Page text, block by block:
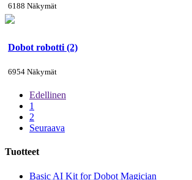
6188 Näkymät
Dobot robotti (2)
6954 Näkymät
Edellinen
1
2
Seuraava
Tuotteet
Basic AI Kit for Dobot Magician